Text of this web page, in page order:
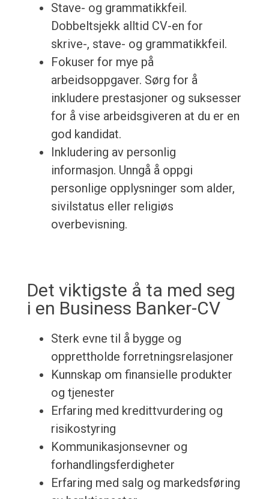
Stave- og grammatikkfeil.
Dobbeltsjekk alltid CV-en for
skrive-, stave- og grammatikkfeil.
Fokuser for mye på
arbeidsoppgaver. Sørg for å
inkludere prestasjoner og suksesser
for å vise arbeidsgiveren at du er en
god kandidat.
Inkludering av personlig
informasjon. Unngå å oppgi
personlige opplysninger som alder,
sivilstatus eller religiøs
overbevisning.
Det viktigste å ta med seg
i en Business Banker-CV
Sterk evne til å bygge og
opprettholde forretningsrelasjoner
Kunnskap om finansielle produkter
og tjenester
Erfaring med kredittvurdering og
risikostyring
Kommunikasjonsevner og
forhandlingsferdigheter
Erfaring med salg og markedsføring